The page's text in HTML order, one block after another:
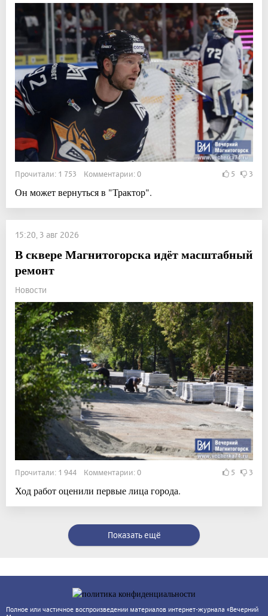
Прочитали: 1 753 Комментарии: 0 5 3
Он может вернуться в "Трактор".
15:20, 3 авг 2026
В сквере Магнитогорска идёт масштабный
ремонт
Новости
Прочитали: 1 944 Комментарии: 0 5 3
Ход работ оценили первые лица города.
Показать ещё
Полное или частичное воспроизведении материалов интернет-журнала «Вечерний